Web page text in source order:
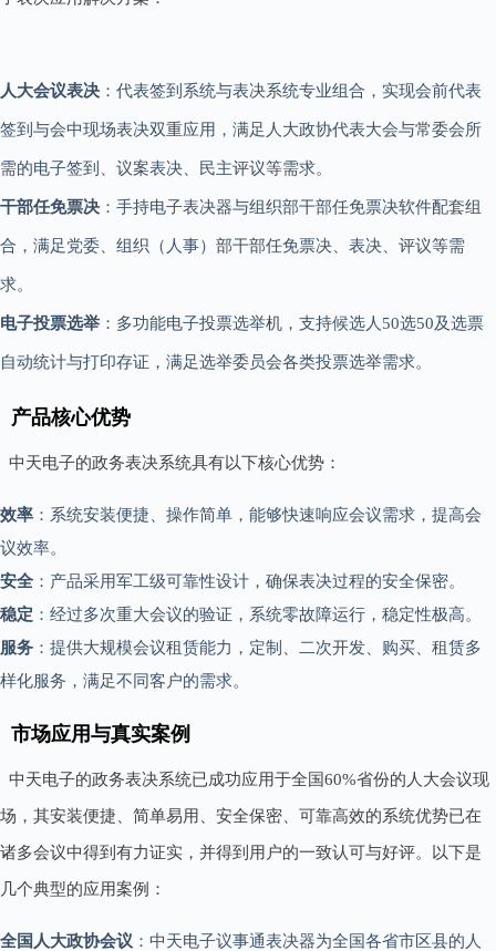
人大会议表决 ：代表签到系统与表决系统专业组合，实现会前代表
签到与会中现场表决双重应用，满足人大政协代表大会与常委会所
需的电子签到、议案表决、民主评议等需求。
干部任免票决 ：手持电子表决器与组织部干部任免票决软件配套组
合，满足党委、组织（人事）部干部任免票决、表决、评议等需
求。
电子投票选举 ：多功能电子投票选举机，支持候选人50选50及选票
自动统计与打印存证，满足选举委员会各类投票选举需求。
产品核心优势
中天电子的政务表决系统具有以下核心优势：
效率 ：系统安装便捷、操作简单，能够快速响应会议需求，提高会
议效率。
安全 ：产品采用军工级可靠性设计，确保表决过程的安全保密。
稳定 ：经过多次重大会议的验证，系统零故障运行，稳定性极高。
服务 ：提供大规模会议租赁能力，定制、二次开发、购买、租赁多
样化服务，满足不同客户的需求。
市场应用与真实案例
中天电子的政务表决系统已成功应用于全国60%省份的人大会议现
场，其安装便捷、简单易用、安全保密、可靠高效的系统优势已在
诸多会议中得到有力证实，并得到用户的一致认可与好评。以下是
几个典型的应用案例：
全国人大政协会议 ：中天电子议事通表决器为全国各省市区县的人